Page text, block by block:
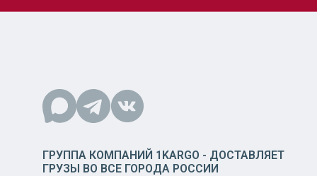
ГРУППА КОМПАНИЙ 1KARGO - ДОСТАВЛЯЕТ
ГРУЗЫ ВО ВСЕ ГОРОДА РОССИИ